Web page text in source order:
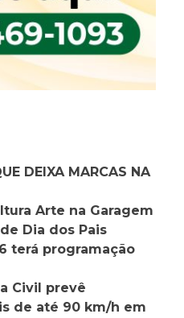
DEIXA MARCAS NA
Arte na Garagem
Dia dos Pais
terá programação
Civil prevê
de até 90 km/h em